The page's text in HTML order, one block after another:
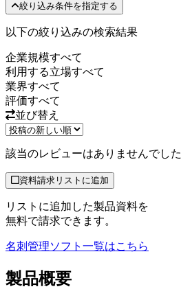
絞り込み条件を指定する
以下の絞り込みの検索結果
企業規模すべて
利用する立場すべて
業界すべて
評価すべて
並び替え
該当のレビューはありませんでした
資料請求リストに追加
リストに追加した製品資料を
無料で請求できます。
名刺管理ソフト 一覧はこちら
製品概要